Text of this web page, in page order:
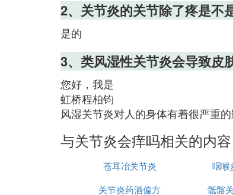
2、关节炎的关节除了疼是不
是的
3、类风湿性关节炎会导致皮
您好，我是
虹桥程柏钧
风湿关节炎对人的身体有着很严重
与关节炎会痒吗相关的内容
苍耳冶关节炎 咽喉
关节炎药酒偏方
骶髂